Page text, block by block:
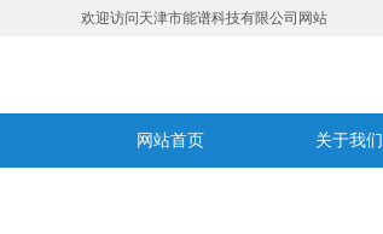
欢迎访问天津市能谱科技有限公司网站
网站首页
关于我们